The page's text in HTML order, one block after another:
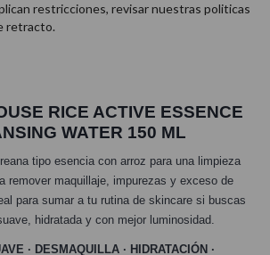
restricciones, revisar nuestras politicas
retracto.
RICE ACTIVE ESSENCE
WATER 150 ML
tipo esencia con arroz para una limpieza
remover maquillaje, impurezas y exceso de
para sumar a tu rutina de skincare si buscas
hidratada y con mejor luminosidad.
· DESMAQUILLA · HIDRATACIÓN ·